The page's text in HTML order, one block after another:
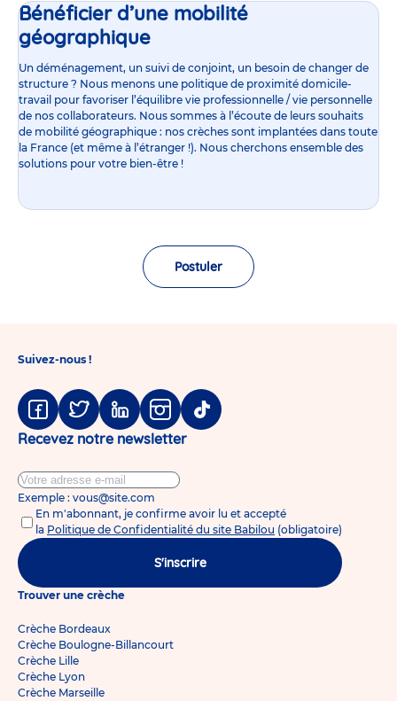
Bénéficier d’une mobilité
géographique
Un déménagement, un suivi de conjoint, un besoin de changer de
structure ? Nous menons une politique de proximité domicile-
travail pour favoriser l’équilibre vie professionnelle / vie personnelle
de nos collaborateurs. Nous sommes à l’écoute de leurs souhaits
de mobilité géographique : nos crèches sont implantées dans toute
la France (et même à l’étranger !). Nous cherchons ensemble des
solutions pour votre bien-être !
Postuler
Suivez-nous !
Facebook
TwitterLinkedinInstagram
Tiktok
Recevez notre newsletter
Exemple : vous@site.com
En m'abonnant, je confirme avoir lu et accepté
la Politique de Confidentialité du site Babilou (obligatoire)
S'inscrire
Trouver une crèche
Crèche Bordeaux
Crèche Boulogne-Billancourt
Crèche Lille
Crèche Lyon
Crèche Marseille